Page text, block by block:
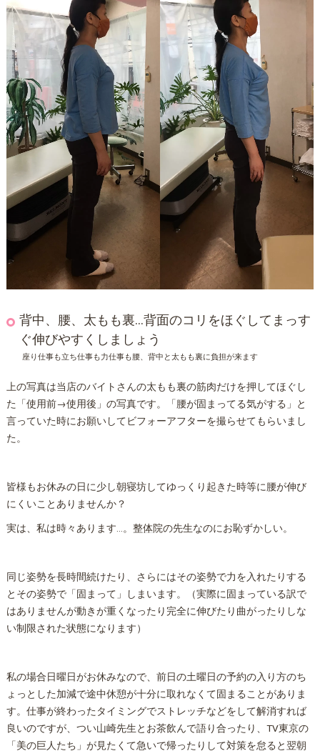
背中、腰、太もも裏…背面のコリをほぐしてまっす
ぐ伸びやすくしましょう
座り仕事も立ち仕事も力仕事も腰、背中と太もも裏に負担が来ます
上の写真は当店のバイトさんの太もも裏の筋肉だけを押してほぐし
た「使用前→使用後」の写真です。「腰が固まってる気がする」と
言っていた時にお願いしてビフォーアフターを撮らせてもらいまし
た。
皆様もお休みの日に少し朝寝坊してゆっくり起きた時等に腰が伸び
にくいことありませんか？
実は、私は時々あります…。 整体院の先生なのにお恥ずかしい。
同じ姿勢を長時間続けたり、さらにはその姿勢で力を入れたりする
とその姿勢で「固まって」しまいます。（実際に固まっている訳で
はありませんが動きが重くなったり完全に伸びたり曲がったりしな
い制限された状態になります）
私の場合日曜日がお休みなので、前日の土曜日の予約の入り方のち
ょっとした加減で途中休憩が十分に取れなくて固まることがありま
す。仕事が終わったタイミングでストレッチなどをして解消すれば
良いのですが、つい山崎先生とお茶飲んで語り合ったり、TV東京の
「美の巨人たち」が見たくて急いで帰ったりして対策を怠ると翌朝